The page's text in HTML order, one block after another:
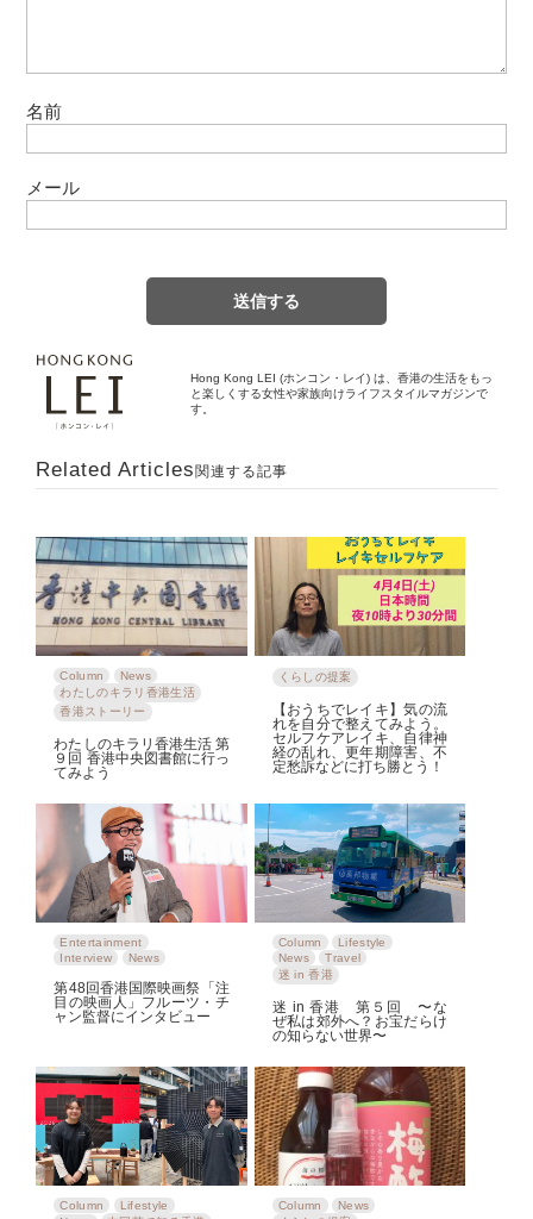
名前
メール
Hong Kong LEI (ホンコン・レイ) は、香港の生活をもっ
と楽しくする女性や家族向けライフスタイルマガジンで
す。
Related Articles関連する記事
Column
News
わたしのキラリ香港生活
香港ストーリー
わたしのキラリ香港生活 第
９回 香港中央図書館に行っ
てみよう
くらしの提案
【おうちでレイキ】気の流
れを自分で整えてみよう。
セルフケアレイキ、自律神
経の乱れ、更年期障害、不
定愁訴などに打ち勝とう！
Entertainment
Interview
News
第48回香港国際映画祭「注
目の映画人」フルーツ・チ
ャン監督にインタビュー
Column
Lifestyle
News
Travel
迷 in 香港
迷 in 香港 第５回 〜な
ぜ私は郊外へ？お宝だらけ
の知らない世界〜
Column
Lifestyle
Column
News